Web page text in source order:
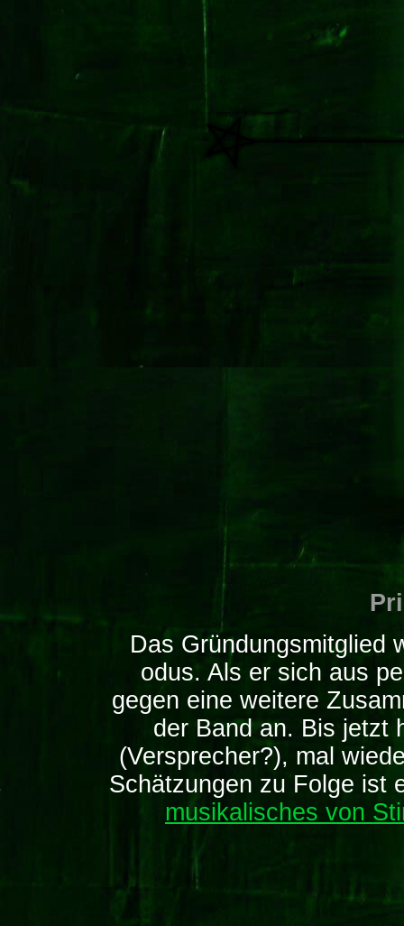
Das Gründungsmitglied
odus. Als er sich aus
gegen eine weitere
der Band an. Bis jetzt
(Versprecher?), mal
Schätzungen zu Folge ist
musikalisches von